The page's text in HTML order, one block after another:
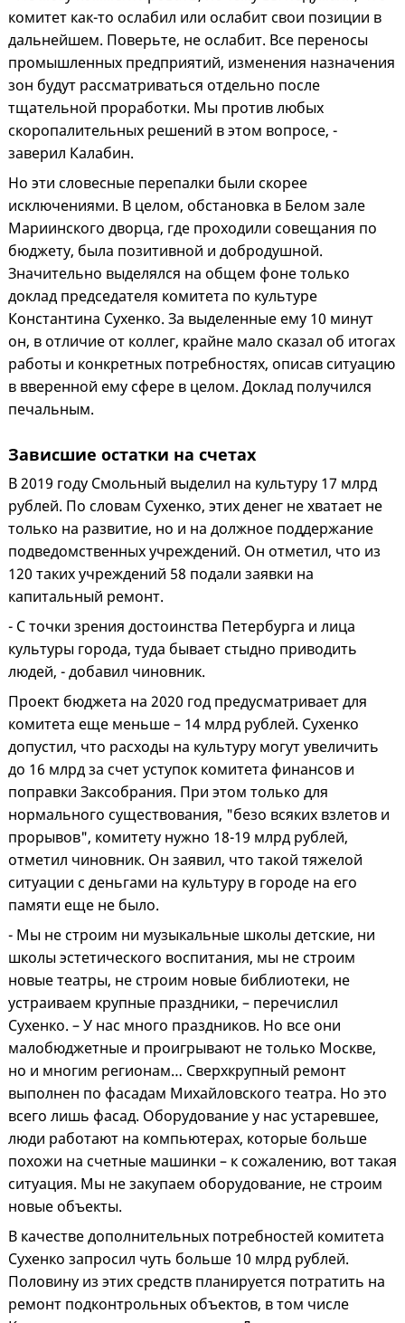
комитет как-то ослабил или ослабит свои позиции в
дальнейшем. Поверьте, не ослабит. Все переносы
промышленных предприятий, изменения назначения
зон будут рассматриваться отдельно после
тщательной проработки. Мы против любых
скоропалительных решений в этом вопросе, -
заверил Калабин.
Но эти словесные перепалки были скорее
исключениями. В целом, обстановка в Белом зале
Мариинского дворца, где проходили совещания по
бюджету, была позитивной и добродушной.
Значительно выделялся на общем фоне только
доклад председателя комитета по культуре
Константина Сухенко. За выделенные ему 10 минут
он, в отличие от коллег, крайне мало сказал об итогах
работы и конкретных потребностях, описав ситуацию
в вверенной ему сфере в целом. Доклад получился
печальным.
Зависшие остатки на счетах
В 2019 году Смольный выделил на культуру 17 млрд
рублей. По словам Сухенко, этих денег не хватает не
только на развитие, но и на должное поддержание
подведомственных учреждений. Он отметил, что из
120 таких учреждений 58 подали заявки на
капитальный ремонт.
- С точки зрения достоинства Петербурга и лица
культуры города, туда бывает стыдно приводить
людей, - добавил чиновник.
Проект бюджета на 2020 год предусматривает для
комитета еще меньше – 14 млрд рублей. Сухенко
допустил, что расходы на культуру могут увеличить
до 16 млрд за счет уступок комитета финансов и
поправки Заксобрания. При этом только для
нормального существования, "безо всяких взлетов и
прорывов", комитету нужно 18-19 млрд рублей,
отметил чиновник. Он заявил, что такой тяжелой
ситуации с деньгами на культуру в городе на его
памяти еще не было.
- Мы не строим ни музыкальные школы детские, ни
школы эстетического воспитания, мы не строим
новые театры, не строим новые библиотеки, не
устраиваем крупные праздники, – перечислил
Сухенко. – У нас много праздников. Но все они
малобюджетные и проигрывают не только Москве,
но и многим регионам… Сверхкрупный ремонт
выполнен по фасадам Михайловского театра. Но это
всего лишь фасад. Оборудование у нас устаревшее,
люди работают на компьютерах, которые больше
похожи на счетные машинки – к сожалению, вот такая
ситуация. Мы не закупаем оборудование, не строим
новые объекты.
В качестве дополнительных потребностей комитета
Сухенко запросил чуть больше 10 млрд рублей.
Половину из этих средств планируется потратить на
ремонт подконтрольных объектов, в том числе